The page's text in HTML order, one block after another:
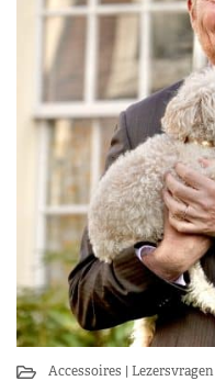
Accessoires Lezersvragen